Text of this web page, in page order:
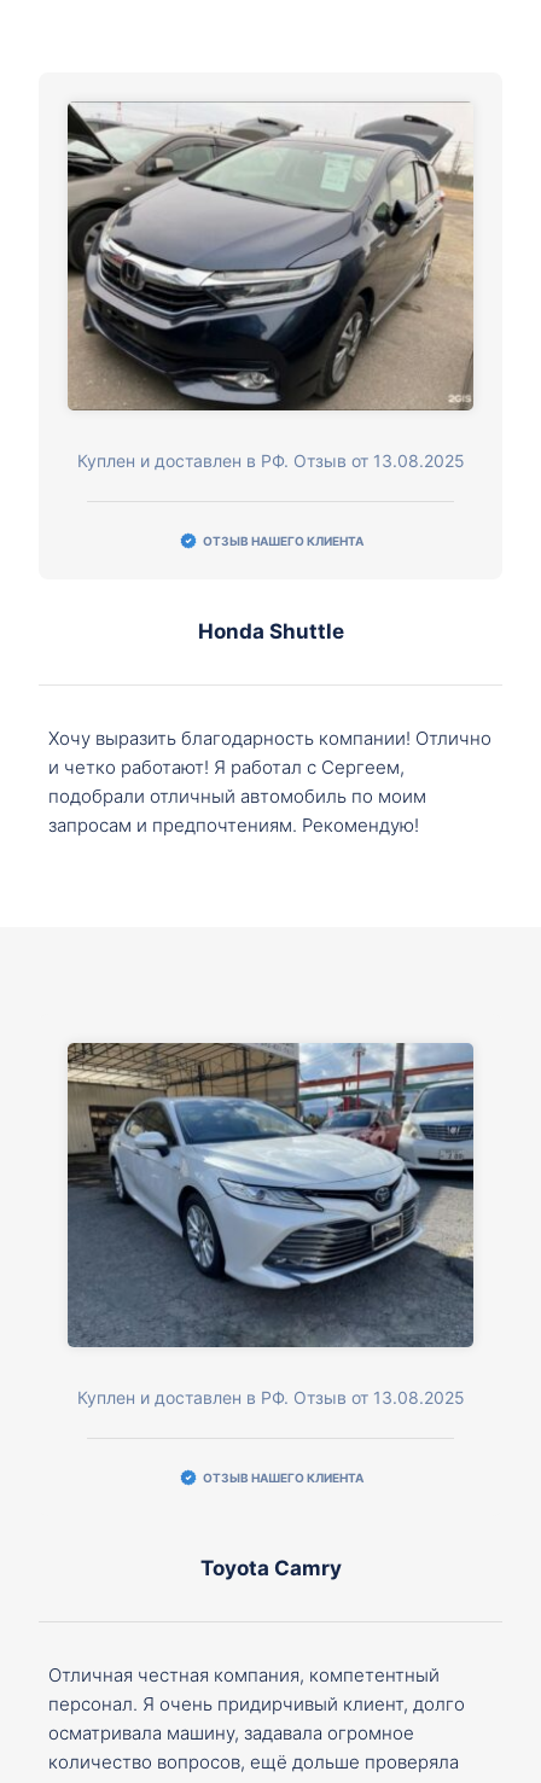
Куплен и доставлен в РФ. Отзыв от 13.08.2025
ОТЗЫВ НАШЕГО КЛИЕНТА
Honda Shuttle
Хочу выразить благодарность компании! Отлично
и четко работают! Я работал с Сергеем,
подобрали отличный автомобиль по моим
запросам и предпочтениям. Рекомендую!
Куплен и доставлен в РФ. Отзыв от 13.08.2025
ОТЗЫВ НАШЕГО КЛИЕНТА
Toyota Camry
Отличная честная компания, компетентный
персонал. Я очень придирчивый клиент, долго
осматривала машину, задавала огромное
количество вопросов, ещё дольше проверяла